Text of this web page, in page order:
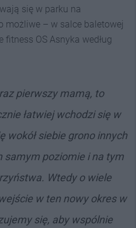
się w parku na
możliwe – w salce baletowej
OS Asnyka według
pierwszy mamą, to
łatwiej wchodzi się w
wokół siebie grono innych
samym poziomie i na tym
Wtedy o wiele
w ten nowy okres w
się, aby wspólnie